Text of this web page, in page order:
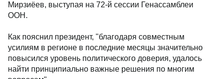
Мирзиёев, выступая на 72-й сессии Генассамблеи
ООН.
Как пояснил президент, "благодаря совместным
усилиям в регионе в последние месяцы значительно
повысился уровень политического доверия, удалось
найти принципиально важные решения по многим